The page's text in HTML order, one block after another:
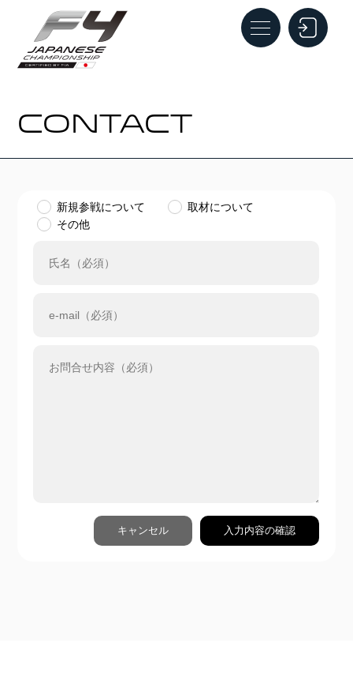
CONTACT
新規参戦について
取材について
その他